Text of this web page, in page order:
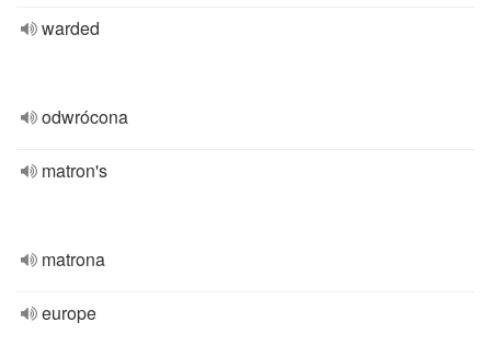
warded
odwrócona
matron's
matrona
europe